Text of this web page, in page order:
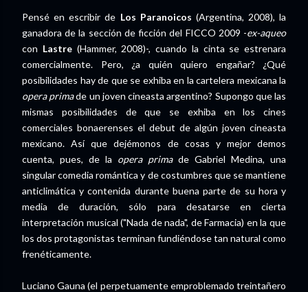
Pensé en escribir de Los Paranoicos (Argentina, 2008), la
ganadora de la sección de ficción del FICCO 2009 -ex-aqueo
con Lastre(Hammer, 2008)-, cuando la cinta se estrenara
comercialmente. Pero, ¿a quién quiero engañar? ¿Qué
posibilidades hay de que se exhiba en la cartelera mexicana la
opera primade un joven cineasta argentino? Supongo que las
mismas posibilidades de que se exhiba en los cines
comerciales bonaerenses el debut de algún joven cineasta
mexicano. Así que dejémonos de cosas y mejor demos
cuenta, pues, de la opera primade Gabriel Medina, una
singular comedia romántica y de costumbres que se mantiene
anticlimática y contenida durante buena parte de su hora y
media de duración, sólo para desatarse en cierta
interpretación musical ("Nada de nada", de Farmacia) en la que
los dos protagonistas terminan fundiéndose tan natural como
frenéticamente.
Luciano Gauna (el perpetuamente emproblemado treintañero